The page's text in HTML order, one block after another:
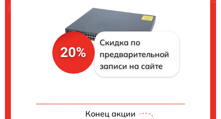
20%
Скидка по
предварительной
записи на сайте
Конец акции